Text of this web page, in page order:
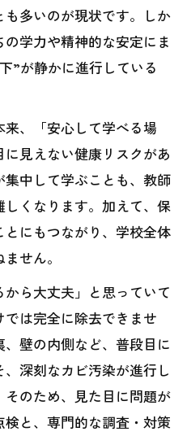
多いのが現状です。しか
学力や精神的な安定にま
”が静かに進行している
、「安心して学べる場
見えない健康リスクがあ
中して学ぶことも、教師
くなります。加えて、保
にもつながり、学校全体
せん。
から大丈夫」と思っていて
は完全に除去できませ
壁の内側など、普段目に
深刻なカビ汚染が進行し
のため、見た目に問題が
と、専門的な調査・対策